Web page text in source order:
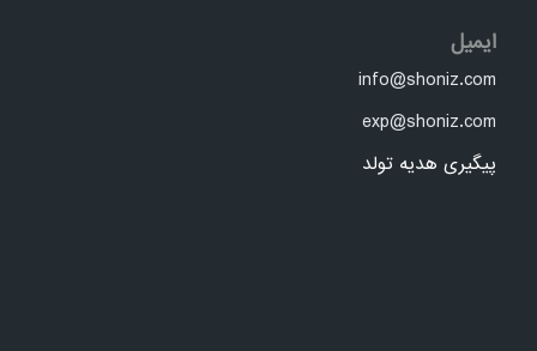
ایمیل
info@shoniz.com
exp@shoniz.com
پیگیری هدیه تولد